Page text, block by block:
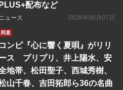
PLUS+配布など
ュース 2026年08月07日
邦楽
コンピ『心に響く夏唄』がリリ
ス プリプリ、井上陽水、安
地帯、松田聖子、西城秀樹、
山千春、吉田拓郎ら36の名曲